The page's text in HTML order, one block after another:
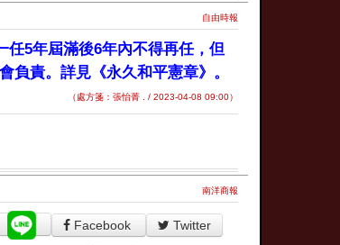
自由時報
任5年屆滿後6年內不得再任，但
負責。詳見《永久和平憲章》。
（處方箋：張怡菁 . / 2023-04-08 09:00）
南洋商報
Facebook
Twitter